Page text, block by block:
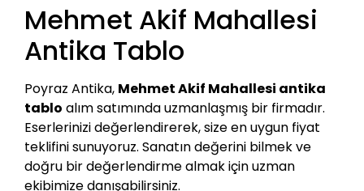
Mehmet Akif Mahallesi
Antika Tablo
Poyraz Antika, Mehmet Akif Mahallesi antika
tablo alım satımında uzmanlaşmış bir firmadır.
Eserlerinizi değerlendirerek, size en uygun fiyat
teklifini sunuyoruz. Sanatın değerini bilmek ve
doğru bir değerlendirme almak için uzman
ekibimize danışabilirsiniz.